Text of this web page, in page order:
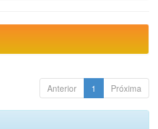
Anterior 1 Próxima